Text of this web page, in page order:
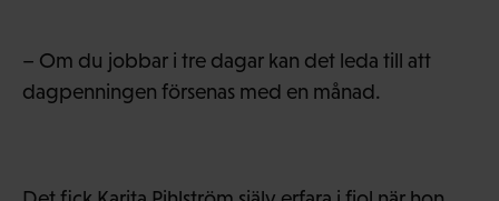
– Om du jobbar i tre dagar kan det leda till att
dagpenningen försenas med en månad.